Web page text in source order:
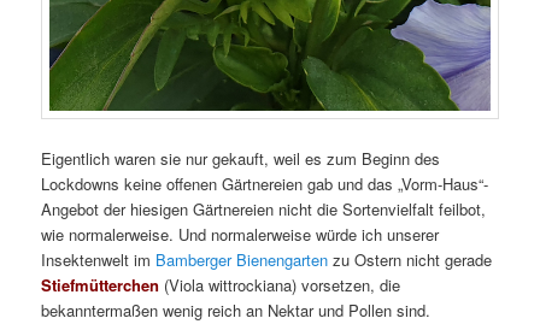
Eigentlich waren sie nur gekauft, weil es zum Beginn des
Lockdowns keine offenen Gärtnereien gab und das „Vorm-Haus“-
Angebot der hiesigen Gärtnereien nicht die Sortenvielfalt feilbot,
wie normalerweise. Und normalerweise würde ich unserer
Insektenwelt im Bamberger Bienengarten zu Ostern nicht gerade
Stiefmütterchen (Viola wittrockiana) vorsetzen, die
bekanntermaßen wenig reich an Nektar und Pollen sind.